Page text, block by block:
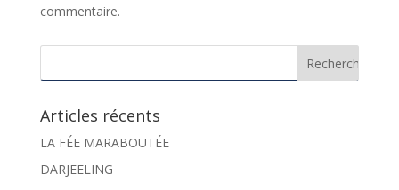
commentaire.
Articles récents
LA FÉE MARABOUTÉE
DARJEELING